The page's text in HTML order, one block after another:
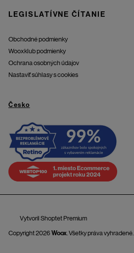
LEGISLATÍVNE ČÍTANIE
Obchodné podmienky
Wooxklub podmienky
Ochrana osobných údajov
Nastaviť súhlasy s cookies
Česko
Vytvoril Shoptet Premium
Copyright 2026 Woox. Všetky práva vyhradené.